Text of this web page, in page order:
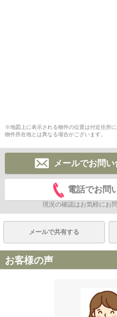
※地図上に表示される物件の位置は付近住所
物件所在地とは異なる場合がございます。
メールでお問
電話でお問
現況の確認はお気軽にお
メールで共有する
お客様の声